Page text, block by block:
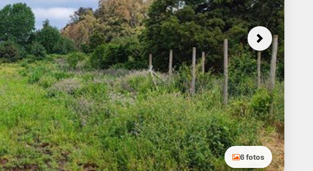
Next
6 fotos